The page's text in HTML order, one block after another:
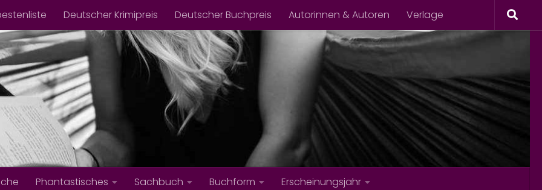
Deutscher Krimipreis Deutscher Buchpreis Autorinnen & Autoren Verlage
Phantastisches Sachbuch Buchform Erscheinungsjahr